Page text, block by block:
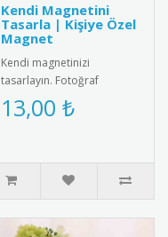
Kendi Magnetini
Tasarla | Kişiye Özel
Magnet
Kendi magnetinizi
tasarlayın. Fotoğraf
ekleyin, metin yazın ve
istediğiniz ölçüde kişiye
13,00 ₺